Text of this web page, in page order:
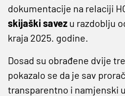
dokumentacije na relaciji
skijaški savez u razdoblju
kraja 2025. godine.
Dosad su obrađene dvije
pokazalo se da je sav
transparentno i namjenski